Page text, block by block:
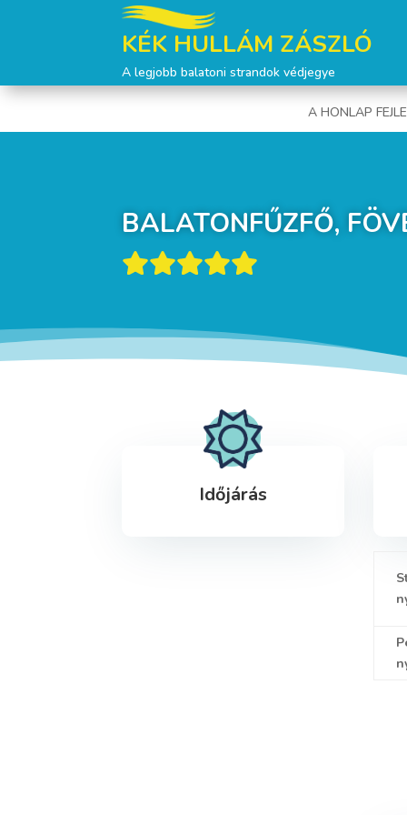
KÉK HULLÁM ZÁSZLÓ
A legjobb balatoni strandok védjegye
A HONLAP
BALATONFŰZFŐ,
Időjárás